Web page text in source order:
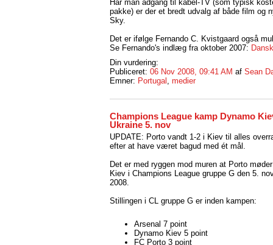
Har man adgang til kabel-TV (som typisk
pakke) er der et bredt udvalg af både film og
Sky.
Det er ifølge Fernando C. Kvistgaard også
Se Fernando's indlæg fra oktober 2007:
Din vurdering:
Publiceret: 06 Nov 2008, 09:41 AM af Sean
Emner: Portugal medier
Champions League kamp Dynamo
Ukraine 5. nov
UPDATE: Porto vandt 1-2 i Kiev til alles
efter at have været bagud med ét mål.
Det er med ryggen mod muren at Porto
Kiev i Champions League gruppe G den 5.
2008.
Stillingen i CL gruppe G er inden kampen:
Arsenal 7 point
Dynamo Kiev 5 point
FC Porto 3 point